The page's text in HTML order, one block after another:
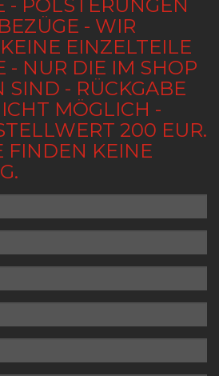
- POLSTERUNGEN
- WIR
EINZELTEILE
- NUR DIE IM SHOP
- RÜCKGABE
MÖGLICH -
200 EUR.
FINDEN KEINE